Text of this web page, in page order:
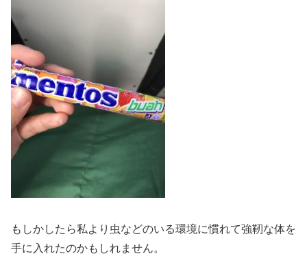
もしかしたら私より虫などのいる環境に慣れて強靭な体を
手に入れたのかもしれません。